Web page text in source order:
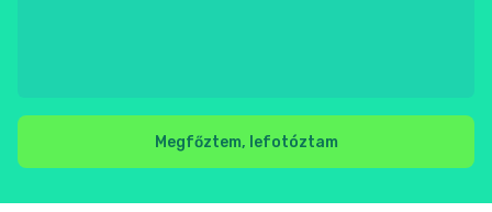
Megfőztem, lefotóztam